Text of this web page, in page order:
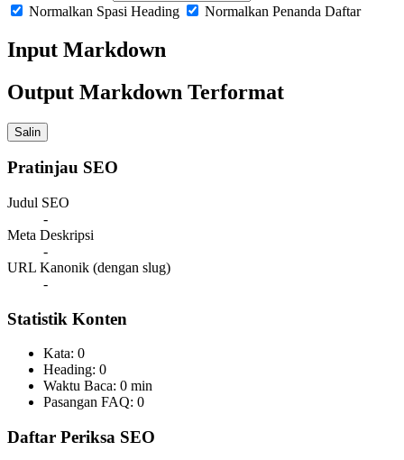
Normalkan Spasi Heading
Normalkan Penanda Daftar
Input Markdown
Output Markdown Terformat
Salin
Pratinjau SEO
Judul SEO
-
Meta Deskripsi
-
URL Kanonik (dengan slug)
-
Statistik Konten
Kata: 0
Heading: 0
Waktu Baca: 0 min
Pasangan FAQ: 0
Daftar Periksa SEO